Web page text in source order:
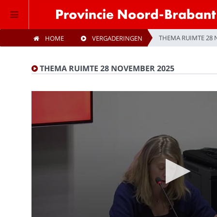
Home
Vergaderingen
HOME VERGADERINGEN THEMA RUIMTE 28
THEMA RUIMTE 28 NOVEMBER 2025